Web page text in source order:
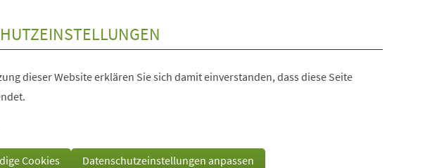
dieser Website erklären Sie sich damit einverstanden, dass diese Seite
Cookies
Datenschutzeinstellungen anpassen